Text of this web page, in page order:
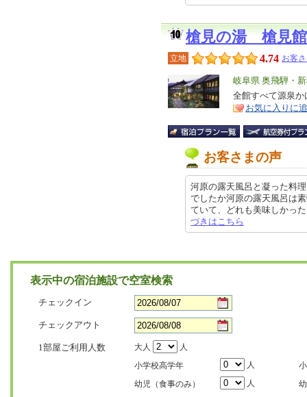
槍見の湯 槍見館
立地 4.74 お客
エ
リ
ア
岐阜県 奥飛騨・
特
徴
全館すべて源泉か
お気に入りに
お客さまの声
河原の露天風呂と凝った料
でしたか河原の露天風呂は
ていて、どれも美味しかっ
づきはこちら
表示中の宿泊施設で空室検索
チェックイン
チェックアウト
1部屋ご利用人数 大人
人
小学校高学年
人
幼児（食事のみ）
人